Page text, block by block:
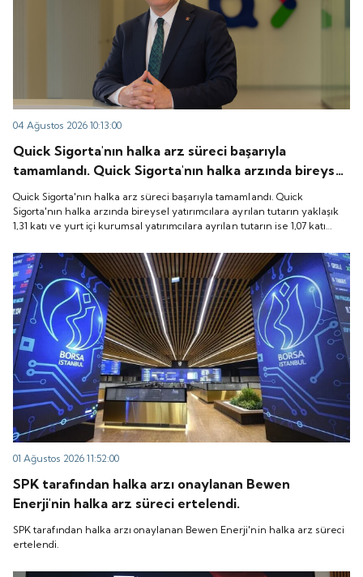
04 Ağustos 2026 10:13:00
Quick Sigorta'nın halka arz süreci başarıyla
tamamlandı. Quick Sigorta'nın halka arzında bireysel
yatırımcılara ayrılan tutarın yaklaşık 1,31 katı ve yurt
içi kurumsal yatırımcılara ayrılan tutarın ise 1,07 katı
talep geldi. Quick Sigorta, 6 Ağustos 2026 tarihinde
görmeye başlayacak.
Quick Sigorta'nın halka arz süreci başarıyla tamamlandı. Quick
Sigorta'nın halka arzında bireysel yatırımcılara ayrılan tutarın yaklaşık
1,31 katı ve yurt içi kurumsal yatırımcılara ayrılan tutarın ise 1,07 katı
koduyla Borsa İstanbul'da işlem görmeye başlayacak.
01 Ağustos 2026 11:52:00
SPK tarafından halka arzı onaylanan Bewen
Enerji'nin halka arz süreci ertelendi.
SPK tarafından halka arzı onaylanan Bewen Enerji'nin halka arz süreci
ertelendi.